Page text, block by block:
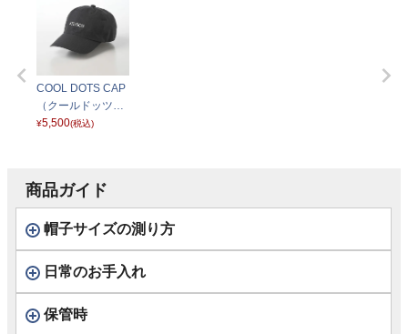
COOL DOTS CAP
（クールドッツキ
ャップ）SE711 チ
¥5,500(税込)
商品ガイド
帽子サイズの測り方
日常のお手入れ
保管時